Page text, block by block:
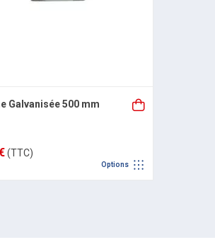
Galvanisée 500 mm
(TTC)
Options